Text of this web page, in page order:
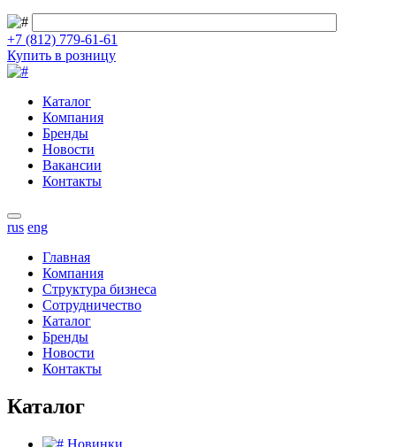
+7 (812) 779-61-61
Купить в розницу
Каталог
Компания
Бренды
Новости
Вакансии
Контакты
rus eng
Главная
Компания
Структура бизнеса
Сотрудничество
Каталог
Бренды
Новости
Контакты
Каталог